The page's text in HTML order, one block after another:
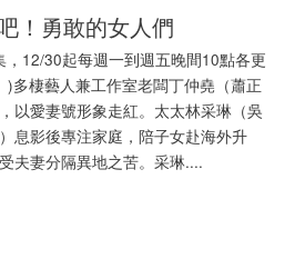
！勇敢的女人們
，12/30起每週一到週五晚間10點各更
)多棲藝人兼工作室老闆丁仲堯（蕭正
以愛妻號形象走紅。太太林采琳（吳
息影後專注家庭，陪子女赴海外升
夫妻分隔異地之苦。采琳....